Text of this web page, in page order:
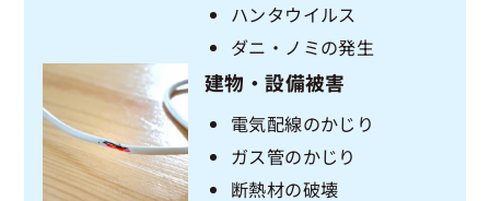
ハンタウイルス
ダニ・ノミの発生
建物・設備被害
電気配線のかじり
ガス管のかじり
断熱材の破壊